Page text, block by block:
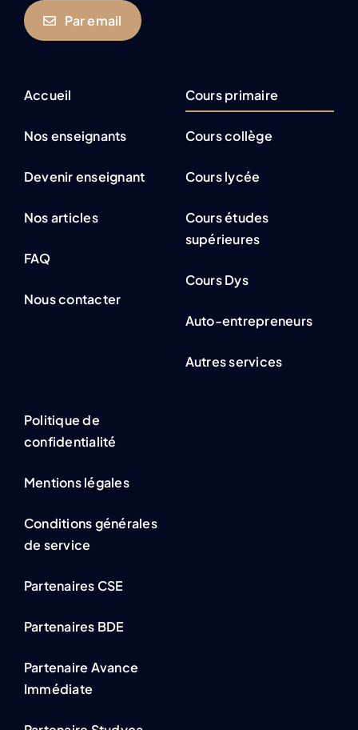
Par email
Accueil
Nos enseignants
Devenir enseignant
Nos articles
FAQ
Nous contacter
Cours primaire
Cours collège
Cours lycée
Cours études
supérieures
Cours Dys
Auto-entrepreneurs
Autres services
Politique de
confidentialité
Mentions légales
Conditions générales
de service
Partenaires CSE
Partenaires BDE
Partenaire Avance
Immédiate